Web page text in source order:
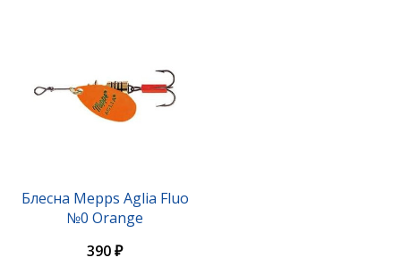
Блесна Mepps Aglia Fluo
№0 Orange
390 ₽